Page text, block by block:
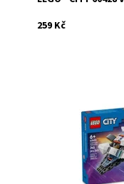
259 Kč
Mezihvězdná
Dostupnost:
LEGO